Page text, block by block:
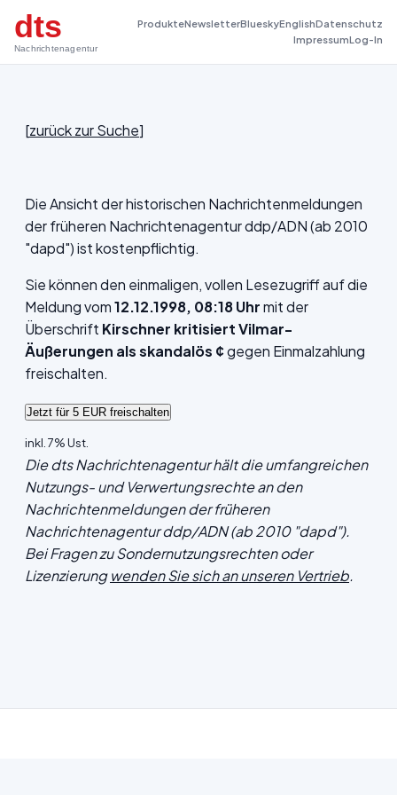
dts
Nachrichtenagentur
ProdukteNewsletterBlueskyEnglishDatenschutz
ImpressumLog-In
[zurück zur Suche]
Die Ansicht der historischen Nachrichtenmeldungen
der früheren Nachrichtenagentur ddp/ADN (ab 2010
"dapd") ist kostenpflichtig.
Sie können den einmaligen, vollen Lesezugriff auf die
Meldung vom12.12.1998, 08:18 Uhrmit der
Überschrift Kirschner kritisiert Vilmar-
Äußerungen als skandalös ¢gegen Einmalzahlung
freischalten.
inkl. 7% Ust.
Die dts Nachrichtenagentur hält die umfangreichen
Nutzungs- und Verwertungsrechte an den
Nachrichtenmeldungen der früheren
Nachrichtenagentur ddp/ADN (ab 2010 "dapd").
Bei Fragen zu Sondernutzungsrechten oder
Lizenzierungwenden Sie sich an unseren Vertrieb.